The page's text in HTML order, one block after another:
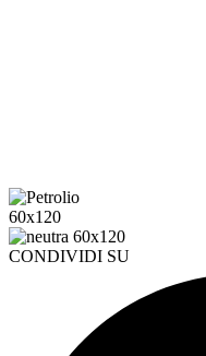
CONDIVIDI SU